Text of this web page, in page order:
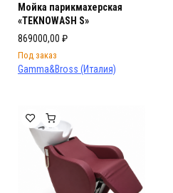
Мойка парикмахерская
«TEKNOWASH S»
869000,00 ₽
Под заказ
Gamma&Bross (Италия)